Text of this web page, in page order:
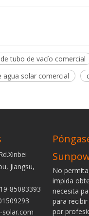
tubo de vacío comercial
agua solar comercial
Jiangsu,
85083393
solar.com
No
impida
necesita
para
por